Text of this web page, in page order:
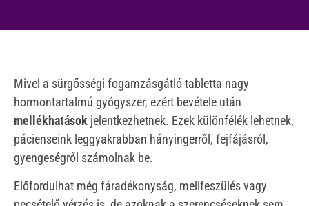
Mivel a sürgősségi fogamzásgátló tabletta nagy
hormontartalmú gyógyszer, ezért bevétele után
mellékhatások jelentkezhetnek. Ezek különfélék lehetnek,
pácienseink leggyakrabban hányingerről, fejfájásról,
gyengeségről számolnak be.
Előfordulhat még fáradékonyság, mellfeszülés vagy